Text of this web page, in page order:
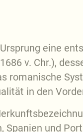
eine
v. Chr.),
romanische
in den
Spanien und